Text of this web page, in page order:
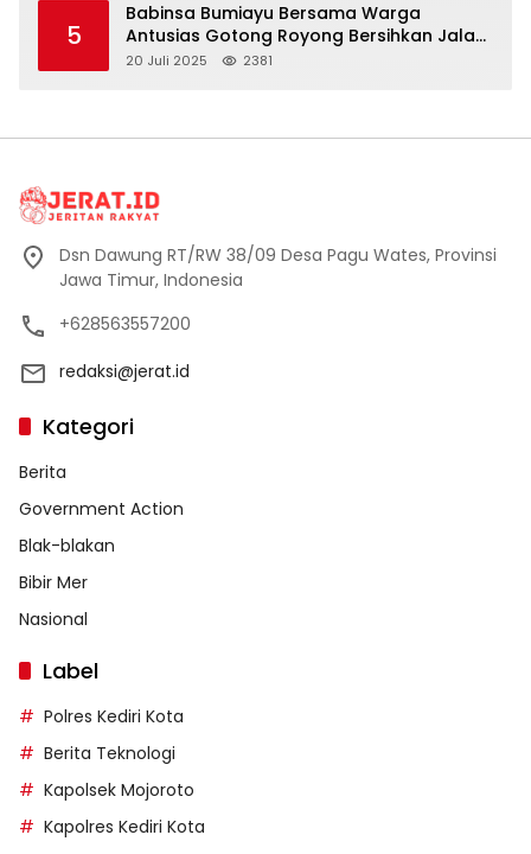
5
Babinsa Bumiayu Bersama Warga
Antusias Gotong Royong Bersihkan Jalan
Dusun Banaran
20 Juli 2025 2381
Dsn Dawung RT/RW 38/09 Desa Pagu Wates, Provinsi
Jawa Timur, Indonesia
+628563557200
redaksi@jerat.id
Kategori
Berita
Government Action
Blak-blakan
Bibir Mer
Nasional
Label
Polres Kediri Kota
Berita Teknologi
Kapolsek Mojoroto
Kapolres Kediri Kota